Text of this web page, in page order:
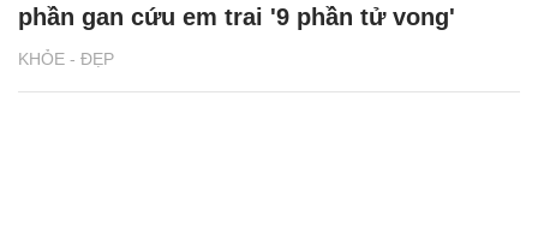
KHỎE - ĐẸP
phần gan cứu em trai '9 phần tử vong'